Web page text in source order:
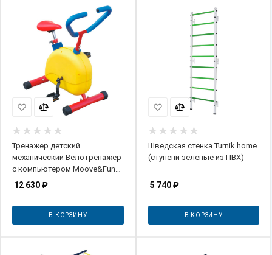
Тренажер детский
механический Велотренажер
с компьютером Moove&Fun
SH-02C
12 630₽
В КОРЗИНУ
Шведская стенка Turnik home
(ступени зеленые из ПВХ)
5 740₽
В КОРЗИНУ